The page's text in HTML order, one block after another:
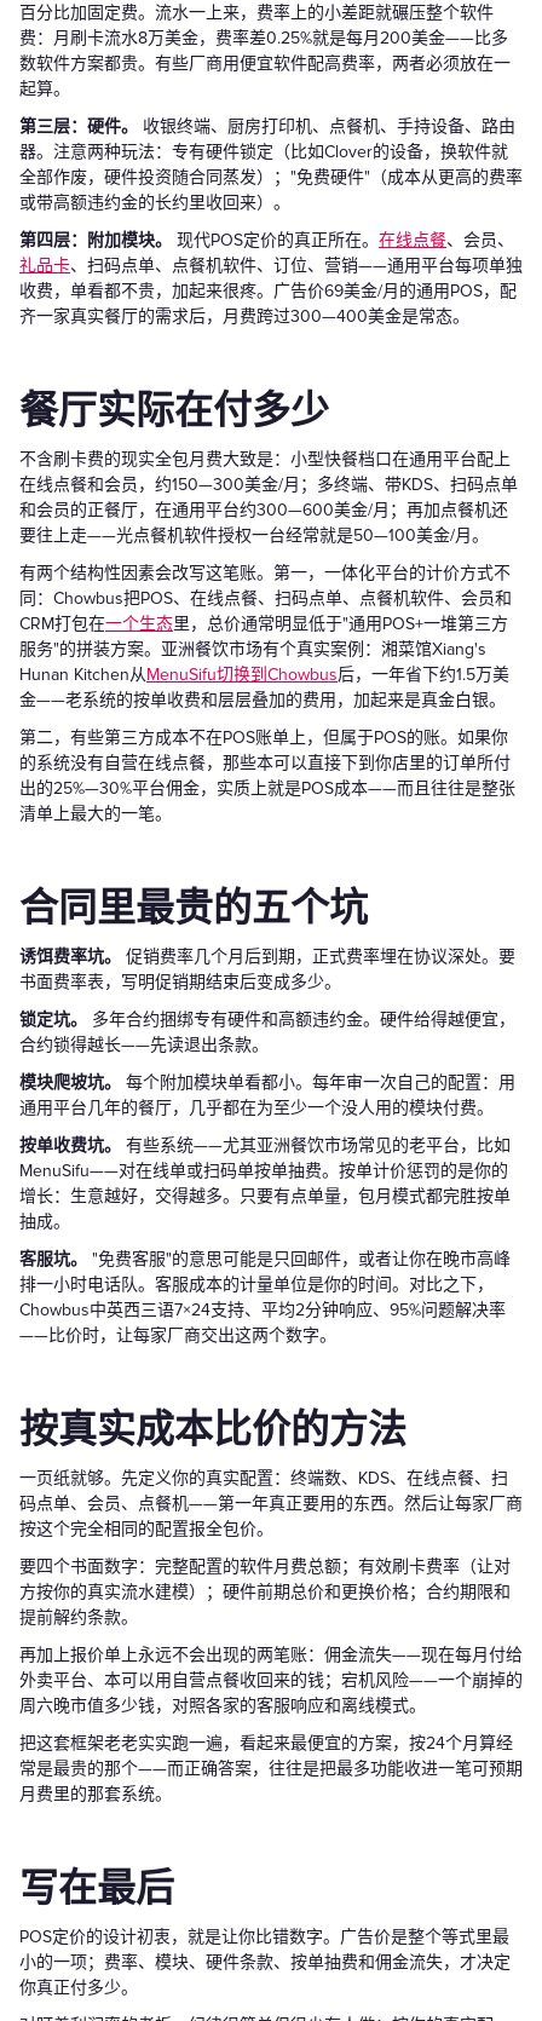
百分比加固定费。流水一上来，费率上的小差距就碾压整个软件
费：月刷卡流水8万美金，费率差0.25%就是每月200美金——比多
数软件方案都贵。有些厂商用便宜软件配高费率，两者必须放在一
起算。
第三层：硬件。
收银终端、厨房打印机、点餐机、手持设备、路由
器。注意两种玩法：专有硬件锁定（比如Clover的设备，换软件就
全部作废，硬件投资随合同蒸发）；"免费硬件"（成本从更高的费率
或带高额违约金的长约里收回来）。
第四层：附加模块。
现代POS定价的真正所在。 在线点餐、会员、
礼品卡、扫码点单、点餐机软件、订位、营销——通用平台每项单独
收费，单看都不贵，加起来很疼。广告价69美金/月的通用POS，配
齐一家真实餐厅的需求后，月费跨过300—400美金是常态。
餐厅实际在付多少
不含刷卡费的现实全包月费大致是：小型快餐档口在通用平台配上
在线点餐和会员，约150—300美金/月；多终端、带KDS、扫码点单
和会员的正餐厅，在通用平台约300—600美金/月；再加点餐机还
要往上走——光点餐机软件授权一台经常就是50—100美金/月。
有两个结构性因素会改写这笔账。第一，一体化平台的计价方式不
同：Chowbus把POS、在线点餐、扫码点单、点餐机软件、会员和
CRM打包在一个生态里，总价通常明显低于"通用POS+一堆第三方
服务"的拼装方案。亚洲餐饮市场有个真实案例：湘菜馆Xiang's
Hunan Kitchen从MenuSifu切换到Chowbus后，一年省下约1.5万美
金——老系统的按单收费和层层叠加的费用，加起来是真金白银。
第二，有些第三方成本不在POS账单上，但属于POS的账。如果你
的系统没有自营在线点餐，那些本可以直接下到你店里的订单所付
出的25%—30%平台佣金，实质上就是POS成本——而且往往是整张
清单上最大的一笔。
合同里最贵的五个坑
诱饵费率坑。
促销费率几个月后到期，正式费率埋在协议深处。要
书面费率表，写明促销期结束后变成多少。
锁定坑。
多年合约捆绑专有硬件和高额违约金。硬件给得越便宜，
合约锁得越长——先读退出条款。
模块爬坡坑。
每个附加模块单看都小。每年审一次自己的配置：用
通用平台几年的餐厅，几乎都在为至少一个没人用的模块付费。
按单收费坑。
有些系统——尤其亚洲餐饮市场常见的老平台，比如
MenuSifu——对在线单或扫码单按单抽费。按单计价惩罚的是你的
增长：生意越好，交得越多。只要有点单量，包月模式都完胜按单
抽成。
客服坑。
"免费客服"的意思可能是只回邮件，或者让你在晚市高峰
排一小时电话队。客服成本的计量单位是你的时间。对比之下，
Chowbus中英西三语7×24支持、平均2分钟响应、95%问题解决率
——比价时，让每家厂商交出这两个数字。
按真实成本比价的方法
一页纸就够。先定义你的真实配置：终端数、KDS、在线点餐、扫
码点单、会员、点餐机——第一年真正要用的东西。然后让每家厂商
按这个完全相同的配置报全包价。
要四个书面数字：完整配置的软件月费总额；有效刷卡费率（让对
方按你的真实流水建模）；硬件前期总价和更换价格；合约期限和
提前解约条款。
再加上报价单上永远不会出现的两笔账：佣金流失——现在每月付给
外卖平台、本可以用自营点餐收回来的钱；宕机风险——一个崩掉的
周六晚市值多少钱，对照各家的客服响应和离线模式。
把这套框架老老实实跑一遍，看起来最便宜的方案，按24个月算经
常是最贵的那个——而正确答案，往往是把最多功能收进一笔可预期
月费里的那套系统。
写在最后
POS定价的设计初衷，就是让你比错数字。广告价是整个等式里最
小的一项；费率、模块、硬件条款、按单抽费和佣金流失，才决定
你真正付多少。